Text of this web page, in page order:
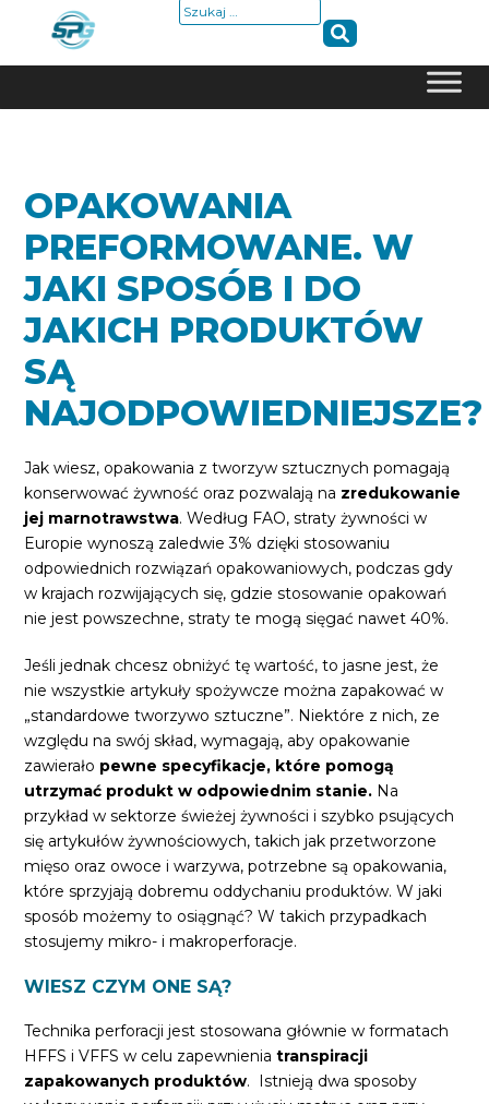
Szukaj:
OPAKOWANIA
PREFORMOWANE. W
JAKI SPOSÓB I DO
JAKICH PRODUKTÓW
SĄ
NAJODPOWIEDNIEJSZE?
Jak wiesz, opakowania z tworzyw sztucznych pomagają
konserwować żywność oraz pozwalają na zredukowanie
jej marnotrawstwa. Według FAO, straty żywności w
Europie wynoszą zaledwie 3% dzięki stosowaniu
odpowiednich rozwiązań opakowaniowych, podczas gdy
w krajach rozwijających się, gdzie stosowanie opakowań
nie jest powszechne, straty te mogą sięgać nawet 40%.
Jeśli jednak chcesz obniżyć tę wartość, to jasne jest, że
nie wszystkie artykuły spożywcze można zapakować w
„standardowe tworzywo sztuczne”. Niektóre z nich, ze
względu na swój skład, wymagają, aby opakowanie
zawierało pewne specyfikacje, które pomogą
utrzymać produkt w odpowiednim stanie. Na
przykład w sektorze świeżej żywności i szybko psujących
się artykułów żywnościowych, takich jak przetworzone
mięso oraz owoce i warzywa, potrzebne są opakowania,
które sprzyjają dobremu oddychaniu produktów. W jaki
sposób możemy to osiągnąć? W takich przypadkach
stosujemy mikro- i makroperforacje.
WIESZ CZYM ONE SĄ?
Technika perforacji jest stosowana głównie w formatach
HFFS i VFFS w celu zapewnienia transpiracji
zapakowanych produktów. Istnieją dwa sposoby